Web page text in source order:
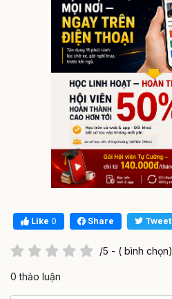
Like 0 Share Tweet
/5 - ( bình chọn)
0 thảo luận